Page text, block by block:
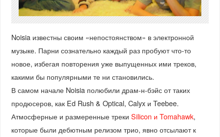
Noisia известны своим «непостоянством» в электронной
музыке. Парни сознательно каждый раз пробуют что-то
новое, избегая повторения уже выпущенных ими треков,
какими бы популярными те ни становились.
В самом начале Noisia полюбили драм-н-бэйс от таких
продюсеров, как Ed Rush & Optical, Calyx и Teebee.
Атмосферные и размеренные треки Silicon и Tomahawk,
которые были дебютным релизом трио, явно отсылают к